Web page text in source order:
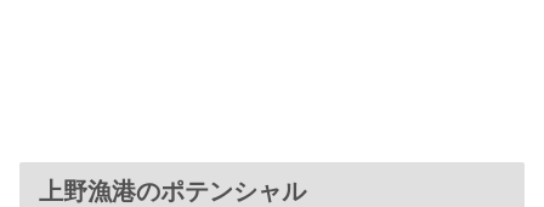
上野漁港のポテンシャル